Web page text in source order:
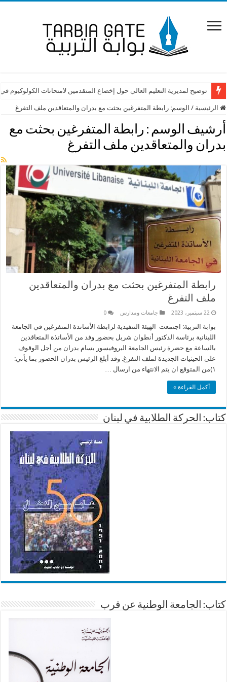
توضيح لمديرية التعليم العالي حول إخضاع المتقدمين لامتحانات الكولوكيوم
الرئيسية / الوسم:رابطة المتفرغين بحثت مع بدران والمتعاقدين ملف التفرغ
أرشيف الوسم : رابطة المتفرغين بحثت مع
بدران والمتعاقدين ملف التفرغ
رابطة المتفرغين بحثت مع بدران والمتعاقدين
ملف التفرغ
22 سبتمبر، 2023 جامعات ومدارس 0
بوابة التربية: اجتمعت الهيئة التنفيذية لرابطة الأساتذة المتفرغين في الجامعة
اللبنانية برئاسة الدكتور أنطوان شربل بحضور وفد من الأساتذة المتعاقدين
بالساعة مع حضرة رئيس الجامعة البروفيسور بسام بدران من أجل الوقوف
على الحيثيات الجديدة لملف التفرغ. وقد أبلغ الرئيس بدران الحضور بما يأتي:
١)من المتوقع ان يتم الانتهاء من ارسال …
أكمل القراءة »
كتاب: الحركة الطلابية في لبنان
كتاب: الجامعة الوطنية عن قرب